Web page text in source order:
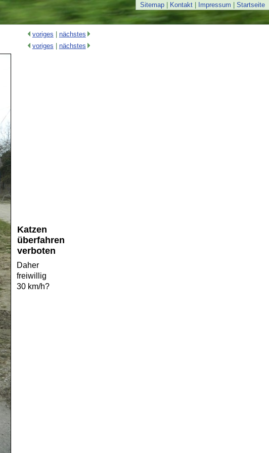
Sitemap Kontakt Impressum Startseite
voriges
nächstes
voriges nächstes
Katzen
überfahren
verboten
Daher
freiwillig
30 km/h?